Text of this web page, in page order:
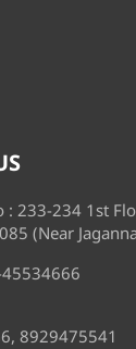
: 233-234 1st
(Near
8929475541